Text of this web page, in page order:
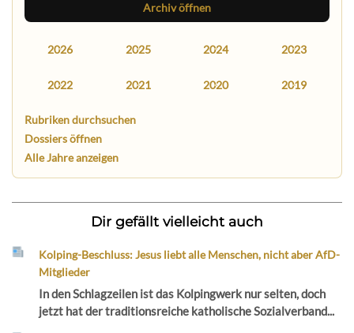
Archiv öffnen
2026 2025 2024 2023
2022 2021 2020 2019
Rubriken durchsuchen
Dossiers öffnen
Alle Jahre anzeigen
Dir gefällt vielleicht auch
Kolping-Beschluss: Jesus liebt alle Menschen, nicht aber AfD-
Mitglieder
In den Schlagzeilen ist das Kolpingwerk nur selten, doch
jetzt hat der traditionsreiche katholische Sozialverband...